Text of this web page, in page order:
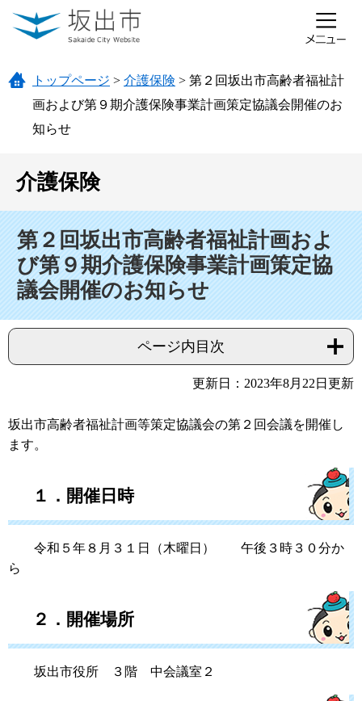
ページの先頭です。
メニューを飛ばして本文へ
トップページ > 介護保険 > 第２回坂出市高齢者福祉計
画および第９期介護保険事業計画策定協議会開催のお
知らせ
介護保険
第２回坂出市高齢者福祉計画およ
び第９期介護保険事業計画策定協
議会開催のお知らせ
ページ内目次
更新日：2023年8月22日更新
坂出市高齢者福祉計画等策定協議会の第２回会議を開催し
ます。
１．開催日時
令和５年８月３１日（木曜日） 午後３時３０分か
ら
２．開催場所
坂出市役所 ３階 中会議室２